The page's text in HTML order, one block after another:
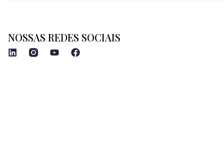
NOSSAS REDES SOCIAIS